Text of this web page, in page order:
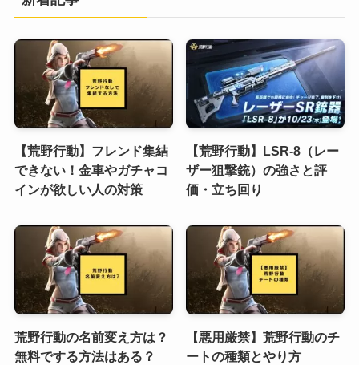
【荒野行動】フレンド集結
できない！金車やガチャコ
インが欲しい人の対策
【荒野行動】LSR-8（レー
ザー狙撃銃）の強さと評
価・立ち回り
荒野行動の名前変え方は？
無料でする方法はある？
【悪用厳禁】荒野行動のチ
ートの種類とやり方